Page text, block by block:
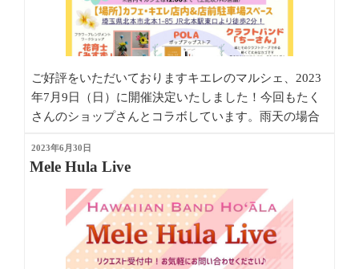
ご好評をいただいておりますキエレのマルシェ、2023
年7月9日（日）に開催決定いたしました！今回もたく
さんのショップさんとコラボしています。雨天の場合
楽しみにいらしてください！
投
稿
2023年6月30日
Mele Hula Live